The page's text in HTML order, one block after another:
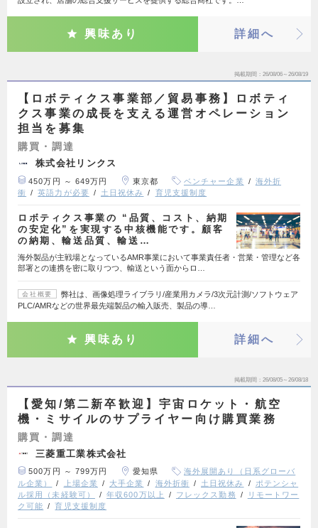
興味あり 詳細へ
掲載期間 26/08/06～26/08/19
【ロボティクス事業部／貿易事務】ロボティ
クス事業の成長を支える運営オペレーション
担当を募集
購買・調達
株式会社リンクス
450万円 ～ 649万円 東京都 ベンチャー企業
海外折
衝
英語力が必要 土日祝休み 育児支援制度
ロボティクス事業の “品質、コスト、納期
の安定化”を実現する中核機能です。顧客
の納期、輸送品質、輸送…
海外製品が主戦場となっているAMR事業において事業責任者・営業・管理など各
部署との連携を密に取りつつ、輸送という面からロ…
会社概要
弊社は、画像処理ライブラリ/産業用カメラ/3次元計測/ソフトウェア
PLC/AMRなどの世界最先端製品の輸入販売、製品の導…
興味あり 詳細へ
掲載期間 26/08/05～26/08/18
【愛知/第二新卒歓迎】宇宙ロケット・航空
機・ミサイルのサプライヤー向け購買業務
購買・調達
三菱重工業株式会社
500万円 ～ 799万円 愛知県
海外展開あり（日系グローバ
ル企業）
上場企業 大手企業 海外折衝 土日祝休み
ポテンシャ
ル採用（未経験可）
年収600万以上 フレックス勤務
リモートワー
ク可能
育児支援制度